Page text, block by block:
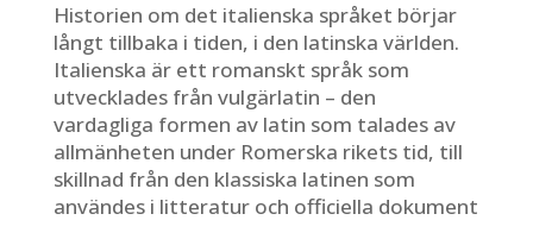
Historien om det italienska språket börjar
långt tillbaka i tiden, i den latinska världen.
Italienska är ett romanskt språk som
utvecklades från vulgärlatin – den
vardagliga formen av latin som talades av
allmänheten under Romerska rikets tid, till
skillnad från den klassiska latinen som
användes i litteratur och officiella dokument